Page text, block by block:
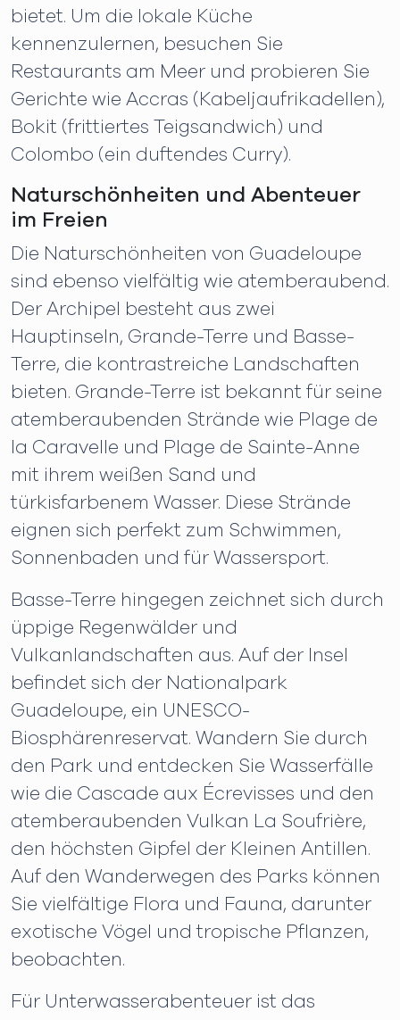
bietet. Um die lokale Küche
kennenzulernen, besuchen Sie
Restaurants am Meer und probieren Sie
Gerichte wie Accras (Kabeljaufrikadellen),
Bokit (frittiertes Teigsandwich) und
Colombo (ein duftendes Curry).
Naturschönheiten und Abenteuer
im Freien
Die Naturschönheiten von Guadeloupe
sind ebenso vielfältig wie atemberaubend.
Der Archipel besteht aus zwei
Hauptinseln, Grande-Terre und Basse-
Terre, die kontrastreiche Landschaften
bieten. Grande-Terre ist bekannt für seine
atemberaubenden Strände wie Plage de
la Caravelle und Plage de Sainte-Anne
mit ihrem weißen Sand und
türkisfarbenem Wasser. Diese Strände
eignen sich perfekt zum Schwimmen,
Sonnenbaden und für Wassersport.
Basse-Terre hingegen zeichnet sich durch
üppige Regenwälder und
Vulkanlandschaften aus. Auf der Insel
befindet sich der Nationalpark
Guadeloupe, ein UNESCO-
Biosphärenreservat. Wandern Sie durch
den Park und entdecken Sie Wasserfälle
wie die Cascade aux Écrevisses und den
atemberaubenden Vulkan La Soufrière,
den höchsten Gipfel der Kleinen Antillen.
Auf den Wanderwegen des Parks können
Sie vielfältige Flora und Fauna, darunter
exotische Vögel und tropische Pflanzen,
beobachten.
Für Unterwasserabenteuer ist das